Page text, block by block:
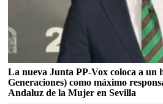
La nueva Junta PP-Vox coloca a un
Generaciones) como máximo
Andaluz de la Mujer en Sevilla